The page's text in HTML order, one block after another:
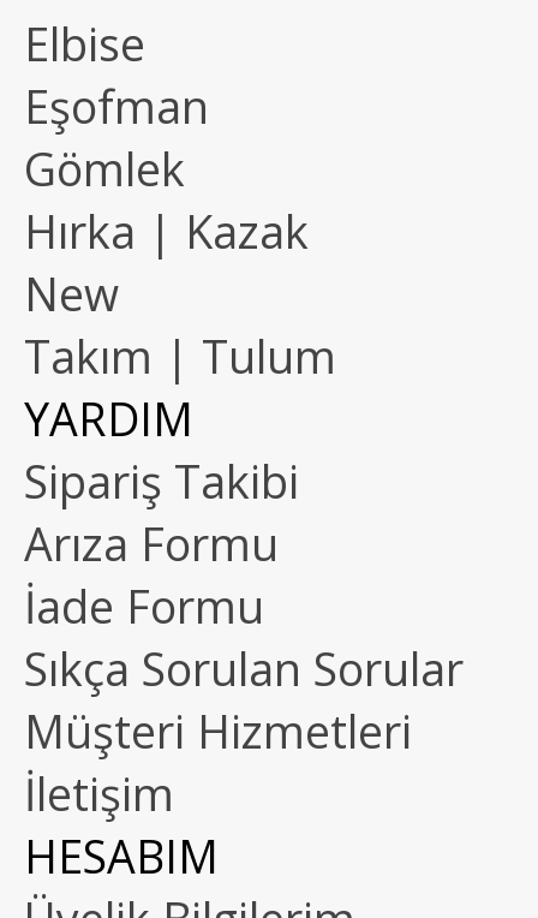
Elbise
Eşofman
Gömlek
Hırka | Kazak
New
Takım | Tulum
YARDIM
Sipariş Takibi
Arıza Formu
İade Formu
Sıkça Sorulan Sorular
Müşteri Hizmetleri
İletişim
HESABIM